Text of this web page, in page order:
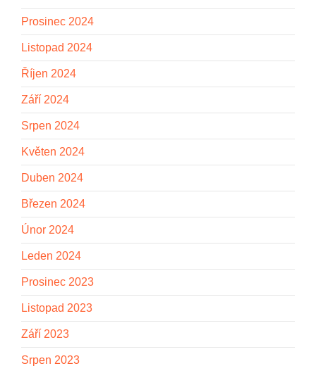
Prosinec 2024
Listopad 2024
Říjen 2024
Září 2024
Srpen 2024
Květen 2024
Duben 2024
Březen 2024
Únor 2024
Leden 2024
Prosinec 2023
Listopad 2023
Září 2023
Srpen 2023